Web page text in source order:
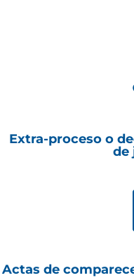
Extra-proceso o
de
Actas de